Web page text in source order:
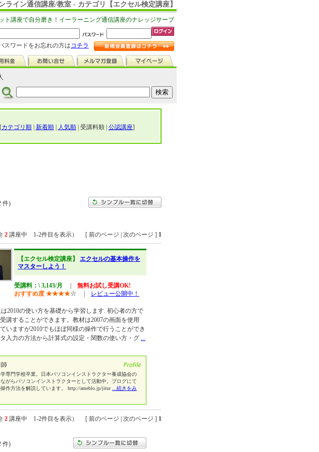
ライン通信講座/教室 - カテゴリ【エクセル検定講座】
ト講座で自分磨き！イーラーニング通信講座のナレッジサーブ
スワードをお忘れの方はコチラ
[カテゴリ順| 新着順| 人気順| 受講料順 | 公認講座]
件)
2 講座中 1-2件目を表示） [ 前のページ | 次のページ ] 1
【エクセル検定講座】 エクセルの基本操作を
マスターしよう！
受講料：\ 3,143/月
無料お試し受講OK!
おすすめ度 ★★★★☆ レビュー公開中！
は2010の使い方を基礎から学習します. 初心者の方で
講することができます。教材は2007の画面を使用
いますが2010でもほぼ同様の操作で行うことができ
入力の方法から計算式の設定・関数の使い方・グ ...
専門学校卒業。日本パソコンインストラクター養成協会の
がらパソコンインストラクターとして活動中。ブログにて
作方法を解説しています。 http://ameblo.jp/jitur
...続きをみ
2 講座中 1-2件目を表示） [ 前のページ | 次のページ ] 1
件)